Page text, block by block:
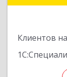
Клиентов